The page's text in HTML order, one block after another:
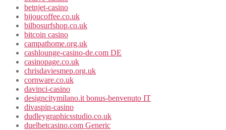
betnjet-casino
bijoucoffee.co.uk
bilbosurfshop.co.uk
bitcoin casino
campathome.org.uk
cashlounge-casino-de.com DE
casinopage.co.uk
chrisdaviesmep.org.uk
cornware.co.uk
davinci-casino
designcitymilano.it bonus-benvenuto IT
divaspin-casino
dudleygraphicsstudio.co.uk
duelbetcasino.com Generic